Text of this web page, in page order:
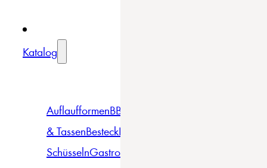
Katalog
AuflaufformenBBQ
& TassenBesteckBowls &
SchüsselnGastro